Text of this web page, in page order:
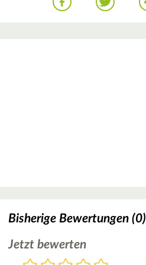
Bisherige Bewertungen (0)
Jetzt bewerten